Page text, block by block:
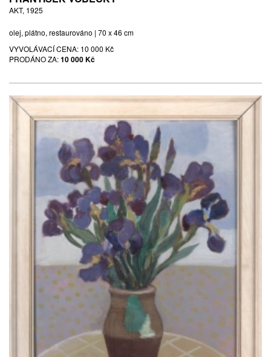
AKT, 1925
olej, plátno, restaurováno | 70 x 46 cm
VYVOLÁVACÍ CENA: 10 000 Kč
PRODÁNO ZA:10 000 Kč